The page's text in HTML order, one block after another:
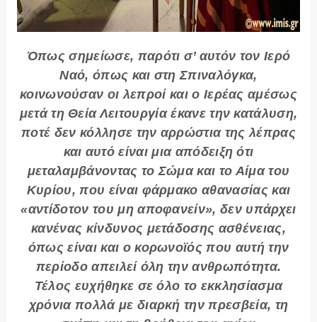
Όπως σημείωσε, παρότι σ’ αυτόν τον Ιερό
Ναό, όπως και στη Σπιναλόγκα,
κοινωνούσαν οι λεπροί και ο Ιερέας αμέσως
μετά τη Θεία Λειτουργία έκανε την κατάλυση,
ποτέ δεν κόλλησε την αρρώστια της λέπρας
και αυτό είναι μια απόδειξη ότι
μεταλαμβάνοντας το Σώμα και το Αίμα του
Κυρίου, που είναι φάρμακο αθανασίας και
«αντίδοτον του μη αποφανείν», δεν υπάρχει
κανένας κίνδυνος μετάδοσης ασθένειας,
όπως είναι και ο κορωνοϊός που αυτή την
περίοδο απειλεί όλη την ανθρωπότητα.
Τέλος ευχήθηκε σε όλο το εκκλησίασμα
χρόνια πολλά με διαρκή την πρεσβεία, τη